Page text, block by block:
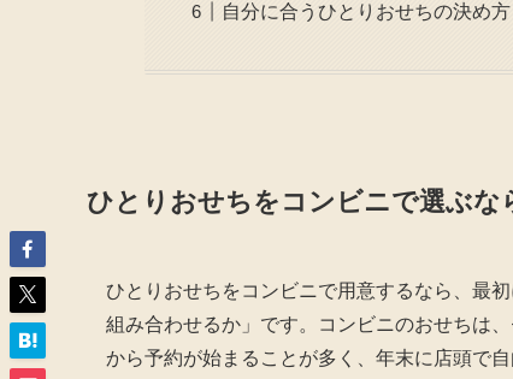
自分に合うひとりおせちの決め方
ひとりおせちをコンビニで選ぶな
ひとりおせちをコンビニで用意するなら、最
組み合わせるか」です。コンビニのおせちは
から予約が始まることが多く、年末に店頭で